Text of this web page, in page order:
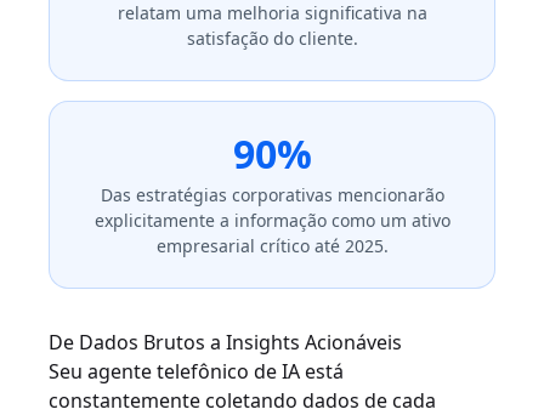
relatam uma melhoria significativa na
satisfação do cliente.
90%
Das estratégias corporativas mencionarão
explicitamente a informação como um ativo
empresarial crítico até 2025.
De Dados Brutos a Insights Acionáveis
Seu agente telefônico de IA está
constantemente coletando dados de cada